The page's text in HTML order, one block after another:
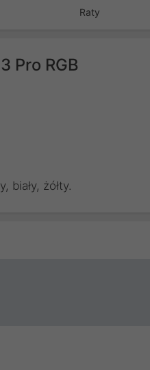
Raty
Pro RGB
żółty.